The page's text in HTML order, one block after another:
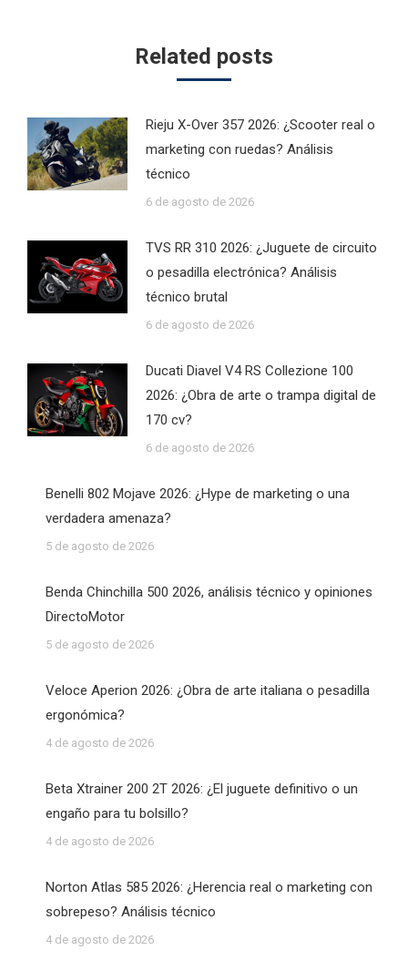
Related posts
Rieju X-Over 357 2026: ¿Scooter real o
marketing con ruedas? Análisis
técnico
6 de agosto de 2026
TVS RR 310 2026: ¿Juguete de circuito
o pesadilla electrónica? Análisis
técnico brutal
6 de agosto de 2026
Ducati Diavel V4 RS Collezione 100
2026: ¿Obra de arte o trampa digital de
170 cv?
6 de agosto de 2026
Benelli 802 Mojave 2026: ¿Hype de marketing o una
verdadera amenaza?
5 de agosto de 2026
Benda Chinchilla 500 2026, análisis técnico y opiniones
DirectoMotor
5 de agosto de 2026
Veloce Aperion 2026: ¿Obra de arte italiana o pesadilla
ergonómica?
4 de agosto de 2026
Beta Xtrainer 200 2T 2026: ¿El juguete definitivo o un
engaño para tu bolsillo?
4 de agosto de 2026
Norton Atlas 585 2026: ¿Herencia real o marketing con
sobrepeso? Análisis técnico
4 de agosto de 2026